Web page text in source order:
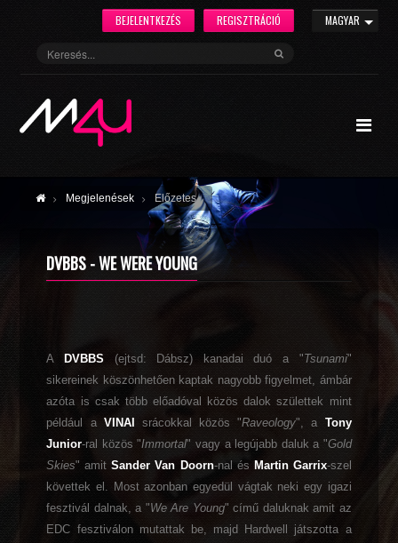
MAGYAR
REGISZTRÁCIÓ
BEJELENTKEZÉS
Megjelenések Előzetes
DVBBS - WE WERE YOUNG
A DVBBS (ejtsd: Dábsz) kanadai duó a "Tsunami"
sikereinek köszönhetően kaptak nagyobb figyelmet, ámbár
azóta is csak több előadóval közös dalok születtek mint
például a VINAI srácokkal közös "Raveology", a Tony
Junior-ral közös "Immortal" vagy a legújabb daluk a "Gold
Skies" amitSander Van Doorn-nal és Martin Garrix-szel
követtek el. Most azonban egyedül vágtak neki egy igazi
fesztivál dalnak, a "We Are Young" című daluknak amit az
EDC fesztiválon mutattak be, majd Hardwell játszotta a